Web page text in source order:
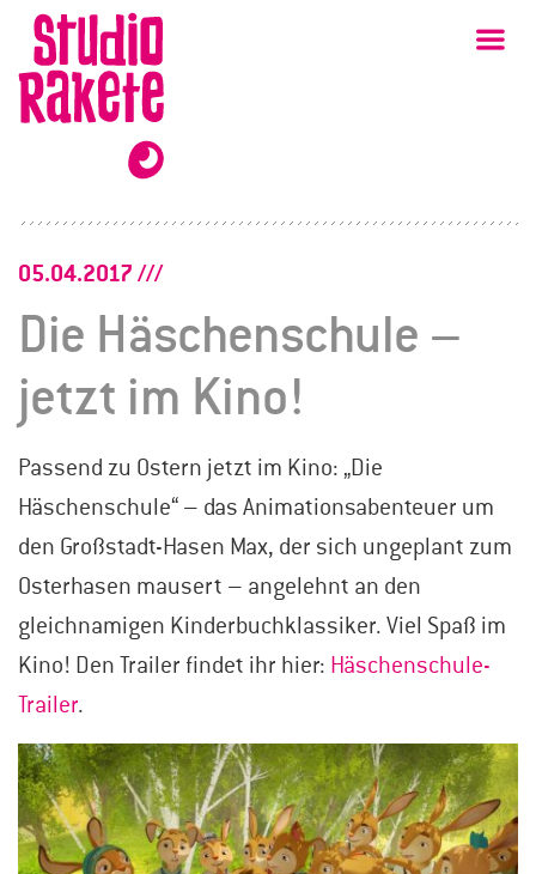
Zum
Inhalt
Studio
Rakete
05.04.2017
Die Häschenschule –
jetzt im Kino!
Passend zu Ostern jetzt im Kino: „Die
Häschenschule“ – das Animationsabenteuer um
den Großstadt-Hasen Max, der sich ungeplant zum
Osterhasen mausert – angelehnt an den
gleichnamigen Kinderbuchklassiker. Viel Spaß im
Kino! Den Trailer findet ihr hier: Häschenschule-
Trailer.